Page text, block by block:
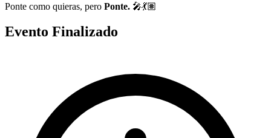
Ponte como quieras, pero Ponte. 🎤💃🏽
Evento Finalizado